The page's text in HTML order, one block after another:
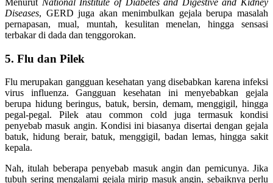
Menurut National Institute of Diabetes and Digestive and Kidney
Diseases, GERD juga akan menimbulkan gejala berupa masalah
pernapasan, mual, muntah, kesulitan menelan, hingga sensasi
terbakar di dada dan tenggorokan.
5. Flu dan Pilek
Flu merupakan gangguan kesehatan yang disebabkan karena infeksi
virus influenza. Gangguan kesehatan ini menyebabkan gejala
berupa hidung beringus, batuk, bersin, demam, menggigil, hingga
pegal-pegal. Pilek atau common cold juga termasuk kondisi
penyebab masuk angin. Kondisi ini biasanya disertai dengan gejala
batuk, hidung berair, batuk, menggigil, badan lemas, hingga sakit
kepala.
Nah, itulah beberapa penyebab masuk angin dan pemicunya. Jika
tubuh sering mengalami gejala mirip masuk angin, sebaiknya perlu